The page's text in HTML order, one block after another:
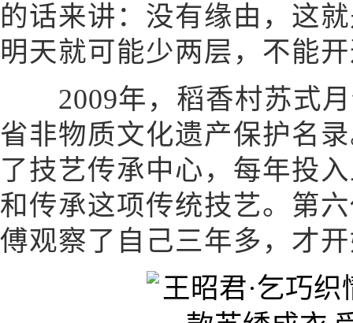
的话来讲：没有缘由，这
明天就可能少两层，不能
2009年，稻香村苏式月
省非物质文化遗产保护名
了技艺传承中心，每年投
和传承这项传统技艺。第
傅观察了自己三年多，才